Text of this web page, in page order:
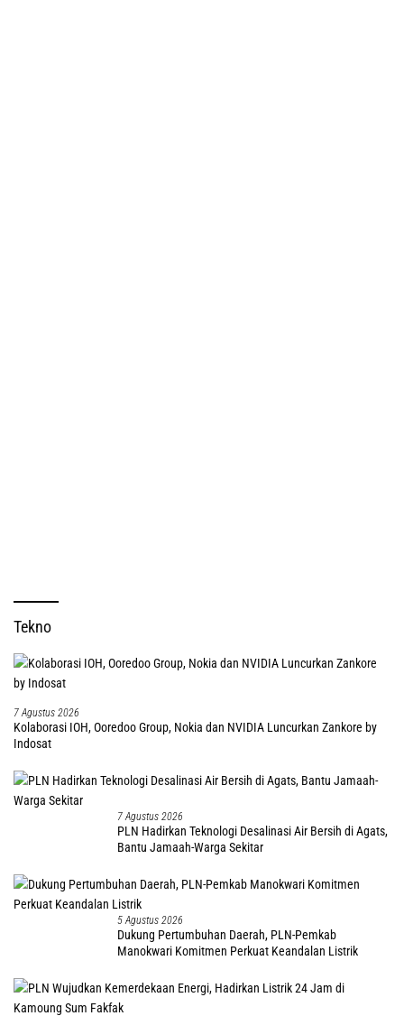
Tekno
7 Agustus 2026
Kolaborasi IOH, Ooredoo Group, Nokia dan NVIDIA Luncurkan Zankore by
Indosat
7 Agustus 2026
PLN Hadirkan Teknologi Desalinasi Air Bersih di Agats,
Bantu Jamaah-Warga Sekitar
5 Agustus 2026
Dukung Pertumbuhan Daerah, PLN-Pemkab
Manokwari Komitmen Perkuat Keandalan Listrik